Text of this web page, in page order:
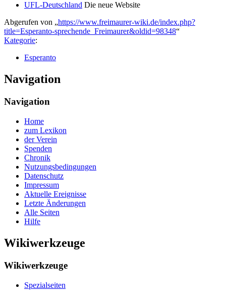
UFL-Deutschland Die neue Website
Abgerufen von „https://www.freimaurer-wiki.de/index.php?
title=Esperanto-sprechende_Freimaurer&oldid=98348“
Kategorie:
Esperanto
Navigation
Navigation
Home
zum Lexikon
der Verein
Spenden
Chronik
Nutzungsbedingungen
Datenschutz
Impressum
Aktuelle Ereignisse
Letzte Änderungen
Alle Seiten
Hilfe
Wikiwerkzeuge
Wikiwerkzeuge
Spezialseiten